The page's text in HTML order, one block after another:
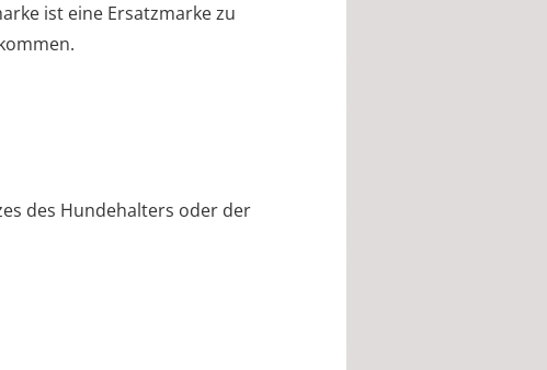
ist eine Ersatzmarke zu
des Hundehalters oder der